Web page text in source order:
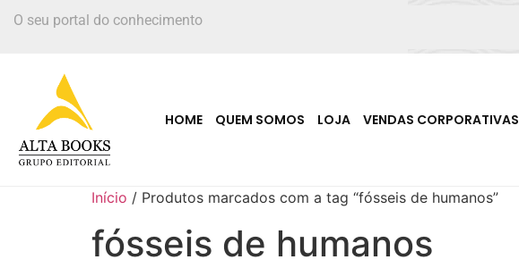
O seu portal do conhecimento
HOME QUEM SOMOS LOJA VENDAS CORPORATIVAS
Início / Produtos marcados com a tag “fósseis de humanos”
fósseis de humanos